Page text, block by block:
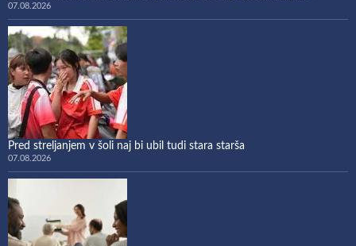
07.08.2026
Pred streljanjem v šoli naj bi ubil tudi stara starša
07.08.2026